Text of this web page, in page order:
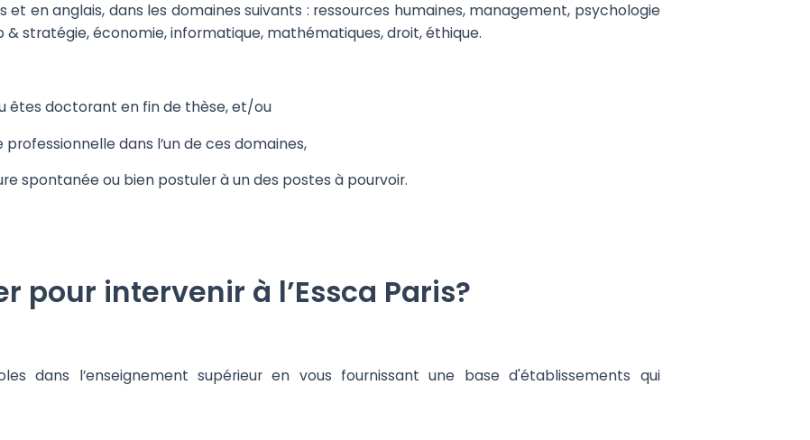
et en anglais, dans les domaines suivants : ressources humaines, management, psychologie
& stratégie, économie, informatique, mathématiques, droit, éthique.
êtes doctorant en fin de thèse, et/ou
professionnelle dans l’un de ces domaines,
spontanée ou bien postuler à un des postes à pourvoir.
pour intervenir à l’Essca Paris?
dans l’enseignement supérieur en vous fournissant une base d'établissements qui